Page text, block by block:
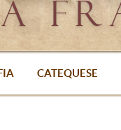
CATEQUESE